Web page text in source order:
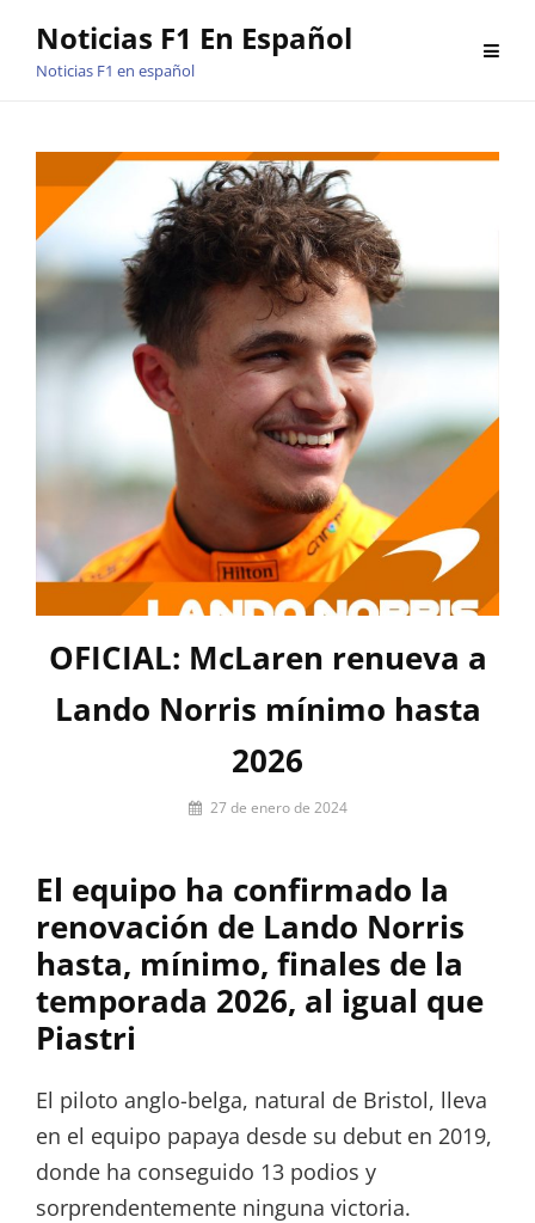
Noticias F1 En Español
Noticias F1 en español
OFICIAL: McLaren renueva a
Lando Norris mínimo hasta
2026
Por 27 de enero de 2024
El equipo ha confirmado la
renovación de Lando Norris
hasta, mínimo, finales de la
temporada 2026, al igual que
Piastri
El piloto anglo-belga, natural de Bristol, lleva
en el equipo papaya desde su debut en 2019,
donde ha conseguido 13 podios y
sorprendentemente ninguna victoria.